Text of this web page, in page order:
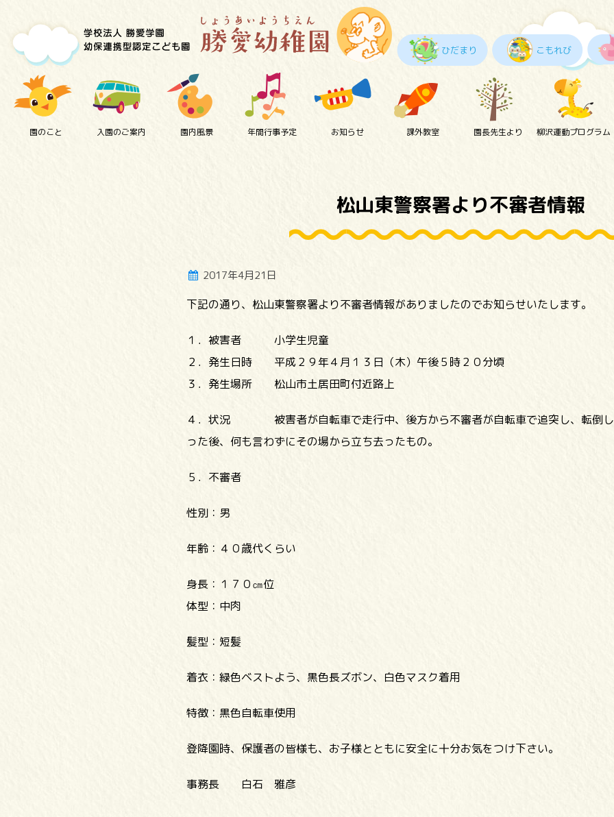
ひだまり こもれび
園のこと 入園のご案内 園内風景 年間行事予定 お知らせ 課外教室 園長先生より 柳沢運動プログラム
松山東警察署より不審者情報
2017年4月21日
下記の通り、松山東警察署より不審者情報がありましたのでお知らせいたします。
１．被害者 小学生児童
２．発生日時 平成２９年４月１３日（木）午後５時２０分頃
３．発生場所 松山市土居田町付近路上
４．状況 被害者が自転車で走行中、後方から不審者が自転車で追突し、転倒し
った後、何も言わずにその場から立ち去ったもの。
５．不審者
性別：男
年齢：４０歳代くらい
身長：１７０㎝位
体型：中肉
髪型：短髪
着衣：緑色ベストよう、黒色長ズボン、白色マスク着用
特徴：黒色自転車使用
登降園時、保護者の皆様も、お子様とともに安全に十分お気をつけ下さい。
事務長 白石 雅彦